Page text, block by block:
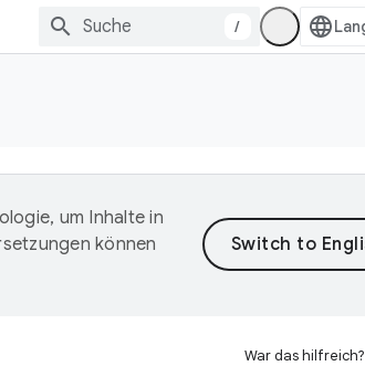
/
um Inhalte in
können
War das hilfreich?